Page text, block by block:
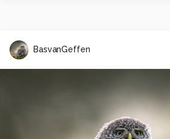
BasvanGeffen